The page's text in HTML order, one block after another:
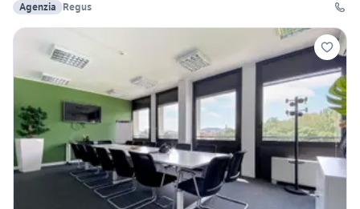
Agenzia
Regus